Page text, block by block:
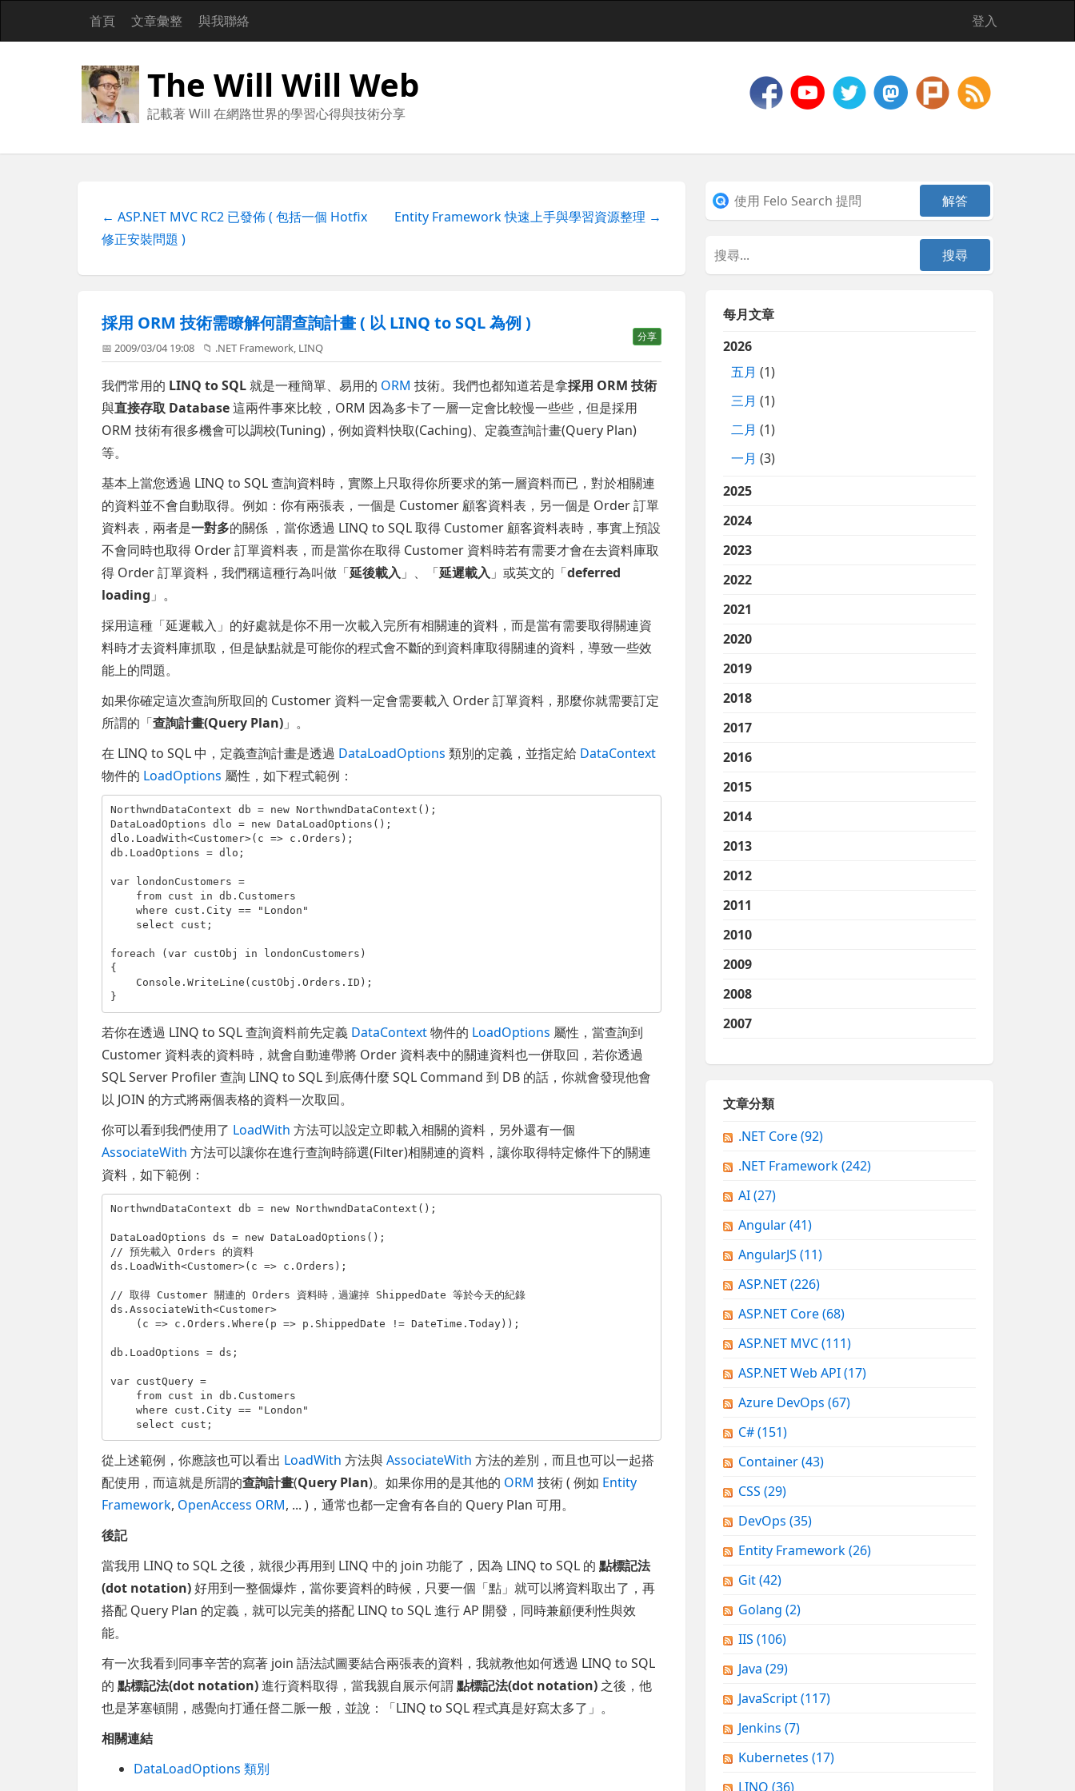
首頁 文章彙整 與我聯絡 登入
The Will Will Web
記載著 Will 在網路世界的學習心得與技術分享
← ASP.NET MVC RC2 已發佈 ( 包括一個 Hotfix
修正安裝問題 )
Entity Framework 快速上手與學習資源整理 →
採用 ORM 技術需瞭解何謂查詢計畫 ( 以 LINQ to SQL 為例 )
分享
📅 2009/03/04 19:08 📁 .NET Framework, LINQ
我們常用的 LINQ to SQL就是一種簡單、易用的 ORM 技術。我們也都知道若是拿採用 ORM 技術
與直接存取 Database這兩件事來比較，ORM 因為多卡了一層一定會比較慢一些些，但是採用
ORM 技術有很多機會可以調校(Tuning)，例如資料快取(Caching)、定義查詢計畫(Query Plan)
等。
基本上當您透過 LINQ to SQL 查詢資料時，實際上只取得你所要求的第一層資料而已，對於相關連
的資料並不會自動取得。例如：你有兩張表，一個是 Customer 顧客資料表，另一個是 Order 訂單
資料表，兩者是一對多的關係 ，當你透過 LINQ to SQL 取得 Customer 顧客資料表時，事實上預設
不會同時也取得 Order 訂單資料表，而是當你在取得 Customer 資料時若有需要才會在去資料庫取
得 Order 訂單資料，我們稱這種行為叫做「延後載入 」、「延遲載入 」或英文的「deferred
loading 」。
採用這種「延遲載入」的好處就是你不用一次載入完所有相關連的資料，而是當有需要取得關連資
料時才去資料庫抓取，但是缺點就是可能你的程式會不斷的到資料庫取得關連的資料，導致一些效
能上的問題。
如果你確定這次查詢所取回的 Customer 資料一定會需要載入 Order 訂單資料，那麼你就需要訂定
所謂的「查詢計畫(Query Plan) 」。
在 LINQ to SQL 中，定義查詢計畫是透過 DataLoadOptions 類別的定義，並指定給 DataContext
物件的 LoadOptions 屬性，如下程式範例：
NorthwndDataContext db = new NorthwndDataContext();
DataLoadOptions dlo = new DataLoadOptions();
dlo.LoadWith<Customer>(c => c.Orders);
db.LoadOptions = dlo;
var londonCustomers =
foreach (var custObj in londonCustomers)
{
}
若你在透過 LINQ to SQL 查詢資料前先定義 DataContext物件的 LoadOptions 屬性，當查詢到
Customer 資料表的資料時，就會自動連帶將 Order 資料表中的關連資料也一併取回，若你透過
SQL Server Profiler 查詢 LINQ to SQL 到底傳什麼 SQL Command 到 DB 的話，你就會發現他會
以 JOIN 的方式將兩個表格的資料一次取回。
你可以看到我們使用了 LoadWith 方法可以設定立即載入相關的資料，另外還有一個
AssociateWith 方法可以讓你在進行查詢時篩選(Filter)相關連的資料，讓你取得特定條件下的關連
資料，如下範例：
NorthwndDataContext db = new NorthwndDataContext();
DataLoadOptions ds = new DataLoadOptions();
// 預先載入 Orders 的資料
ds.LoadWith<Customer>(c => c.Orders);
// 取得 Customer 關連的 Orders 資料時，過濾掉 ShippedDate 等於今天的紀錄
ds.AssociateWith<Customer>
db.LoadOptions = ds;
var custQuery =
    select cust;
從上述範例，你應該也可以看出 LoadWith 方法與AssociateWith 方法的差別，而且也可以一起搭
配使用，而這就是所謂的查詢計畫(Query Plan)。如果你用的是其他的 ORM 技術 ( 例如 Entity
Framework, OpenAccess ORM, ... )，通常也都一定會有各自的 Query Plan 可用。
後記
當我用 LINQ to SQL 之後，就很少再用到 LINQ 中的 join 功能了，因為 LINQ to SQL 的點標記法
(dot notation)好用到一整個爆炸，當你要資料的時候，只要一個「點」就可以將資料取出了，再
搭配 Query Plan 的定義，就可以完美的搭配 LINQ to SQL 進行 AP 開發，同時兼顧便利性與效
能。
有一次我看到同事辛苦的寫著 join 語法試圖要結合兩張表的資料，我就教他如何透過 LINQ to SQL
的點標記法(dot notation)進行資料取得，當我親自展示何謂點標記法(dot notation) 之後，他
也是茅塞頓開，感覺向打通任督二脈一般，並說：「LINQ to SQL 程式真是好寫太多了」。
相關連結
DataLoadOptions 類別
每月文章
2026
五月 (1)
三月 (1)
二月 (1)
一月 (3)
2025
2024
2023
2022
2021
2020
2019
2018
2017
2016
2015
2014
2013
2012
2011
2010
2009
2008
2007
文章分類
.NET Core(92)
.NET Framework(242)
AI(27)
Angular(41)
AngularJS (11)
ASP.NET(226)
ASP.NET Core(68)
ASP.NET MVC(111)
ASP.NET Web API(17)
Azure DevOps (67)
C#(151)
Container(43)
CSS (29)
DevOps (35)
Entity Framework(26)
Git(42)
Golang (2)
IIS (106)
Java (29)
JavaScript(117)
Jenkins (7)
Kubernetes (17)
LINQ (36)